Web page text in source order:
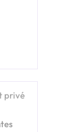
privé